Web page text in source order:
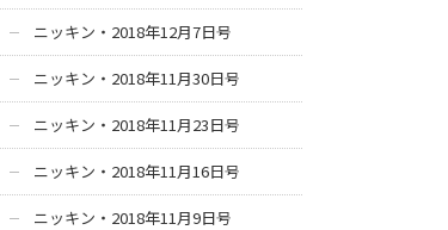
ニッキン・2018年12月7日号
ニッキン・2018年11月30日号
ニッキン・2018年11月23日号
ニッキン・2018年11月16日号
ニッキン・2018年11月9日号